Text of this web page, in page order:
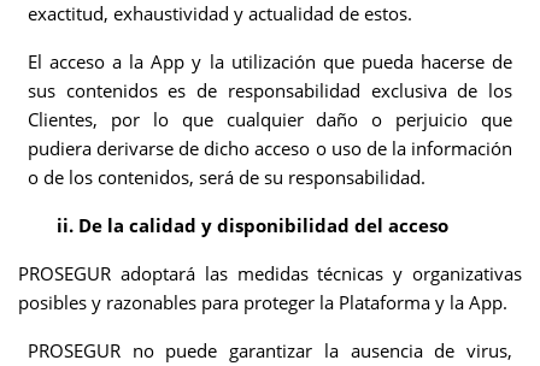
exactitud, exhaustividad y actualidad de estos.
El acceso a la App y la utilización que pueda hacerse de
sus contenidos es de responsabilidad exclusiva de los
Clientes, por lo que cualquierdaño o perjuicio que
pudiera derivarse de dicho acceso o uso de la información
o de los contenidos, será de su responsabilidad.
ii. De la calidad y disponibilidad del acceso
PROSEGUR adoptará las medidas técnicas y organizativas
posibles y razonables para proteger la Plataforma y la App.
PROSEGUR no puede garantizar la ausencia de virus,